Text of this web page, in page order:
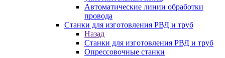
Автоматические линии обработки
провода
Станки для изготовления РВД и труб
Назад
Станки для изготовления РВД и труб
Опрессовочные станки